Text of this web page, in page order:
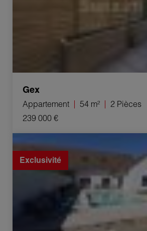
Gex
Appartement 54 m²
2 Pièces
239 000 €
Vente Maison Épervans 8 Pièces 205 m²
Exclusivité